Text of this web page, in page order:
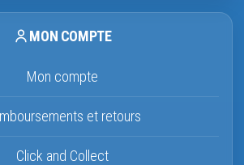
MON COMPTE
Mon compte
et retours
Click and Collect